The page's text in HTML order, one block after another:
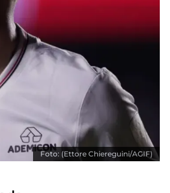
Foto: (Ettore Chiereguini/AGIF)